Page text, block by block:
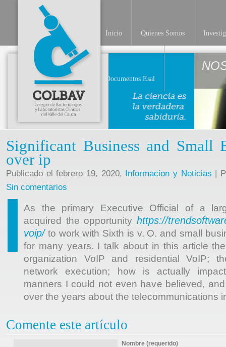
Inicio Quienes Somos
Documentos Esal
Significant Business and Small
over ip
Publicado el febrero 19, 2020, Informacion y Noticias |
Sin comentarios
As the primary Executive Official of a
acquired the opportunity https://
voip/to work with Sixth is v. O. and small
for many years. I talk about in this article
organization VoIP and residential VoIP;
network execution; how is actually
manners I could not even have believed,
over the years about the telecommunications
Comente este artículo
Nombre (requerido)